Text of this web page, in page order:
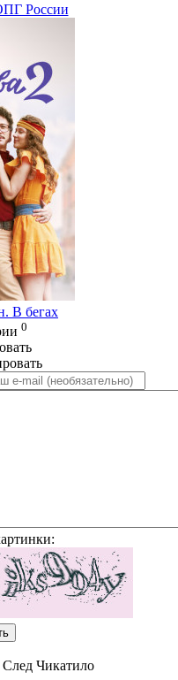
России
В бегах
0
След Чикатило